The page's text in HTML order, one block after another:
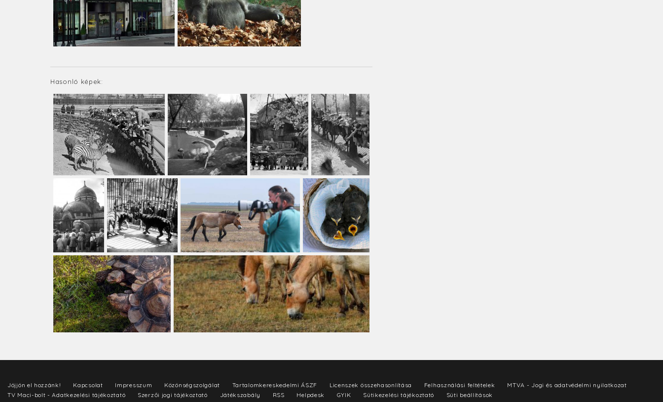
Hasonló képek:
Jöjjön el hozzánk! Kapcsolat Impresszum Közönségszolgálat Tartalomkereskedelmi ÁSZF Licenszek összehasonlítása Felhasználási feltételek
MTVA - Jogi és adatvédelmi nyilatkozat
TV Maci-bolt - Adatkezelési tájékoztató
Szerzői jogi tájékoztató Játékszabály RSS Helpdesk GYIK Sütikezelési tájékoztató Süti beállítások